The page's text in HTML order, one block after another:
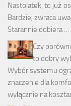
Nastolatek, to już
Bardziej zwraca
Starannie dobiera …
Czy
to dobry
Wybór systemu
znaczenie dla
wyłącznie na